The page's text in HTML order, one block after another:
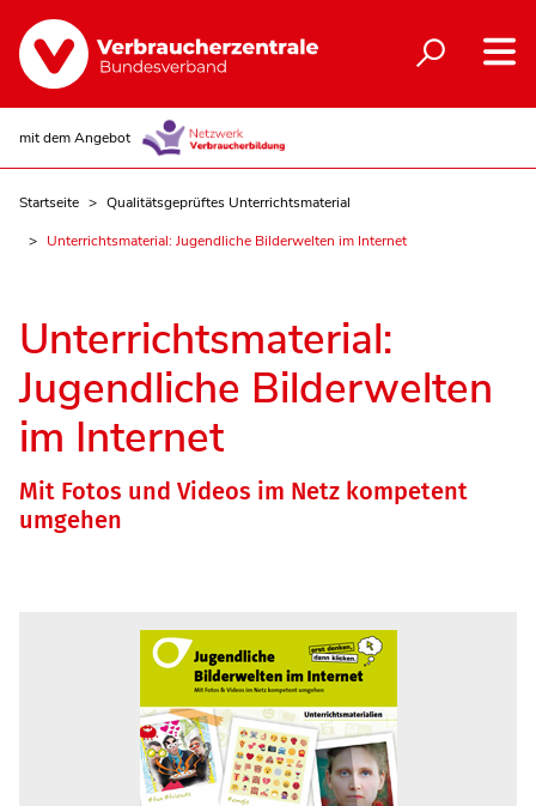
mit dem Angebot
Startseite
Qualitätsgeprüftes Unterrichtsmaterial
Unterrichtsmaterial: Jugendliche Bilderwelten im Internet
Unterrichtsmaterial:
Jugendliche Bilderwelten
im Internet
Mit Fotos und Videos im Netz kompetent
umgehen